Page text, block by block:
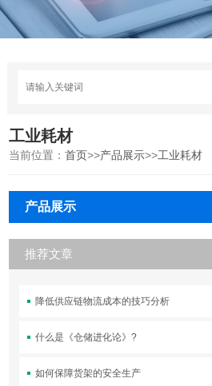
工业耗材
当前位置：首页>>产品展示>>工业耗材
产品展示
推荐文章
降低供应链物流成本的技巧分析
什么是《仓储进化论》?
如何保障货架的安全生产